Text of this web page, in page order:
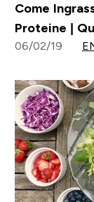
Come
Proteine |
06/02/19